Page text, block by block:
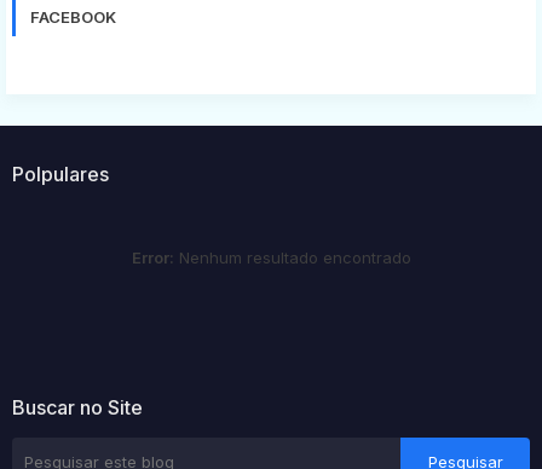
FACEBOOK
Polpulares
Error: Nenhum resultado encontrado
Buscar no Site